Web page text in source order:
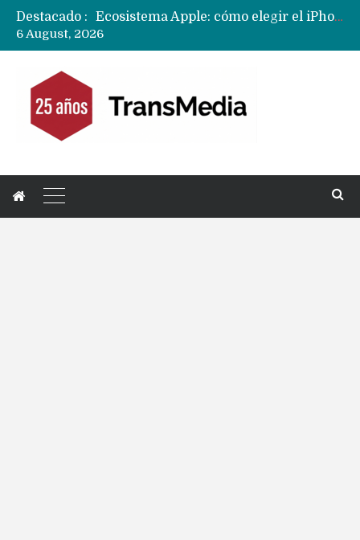
Destacado :
Nuevas filtraciones del Mate 90 Pro Max apuntan a potenciar las cámaras y pantalla OLED doble capa
6 August, 2026